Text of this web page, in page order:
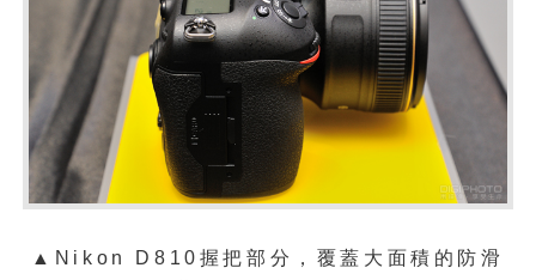
▲ Nikon D810握把部分，覆蓋大面積的防滑